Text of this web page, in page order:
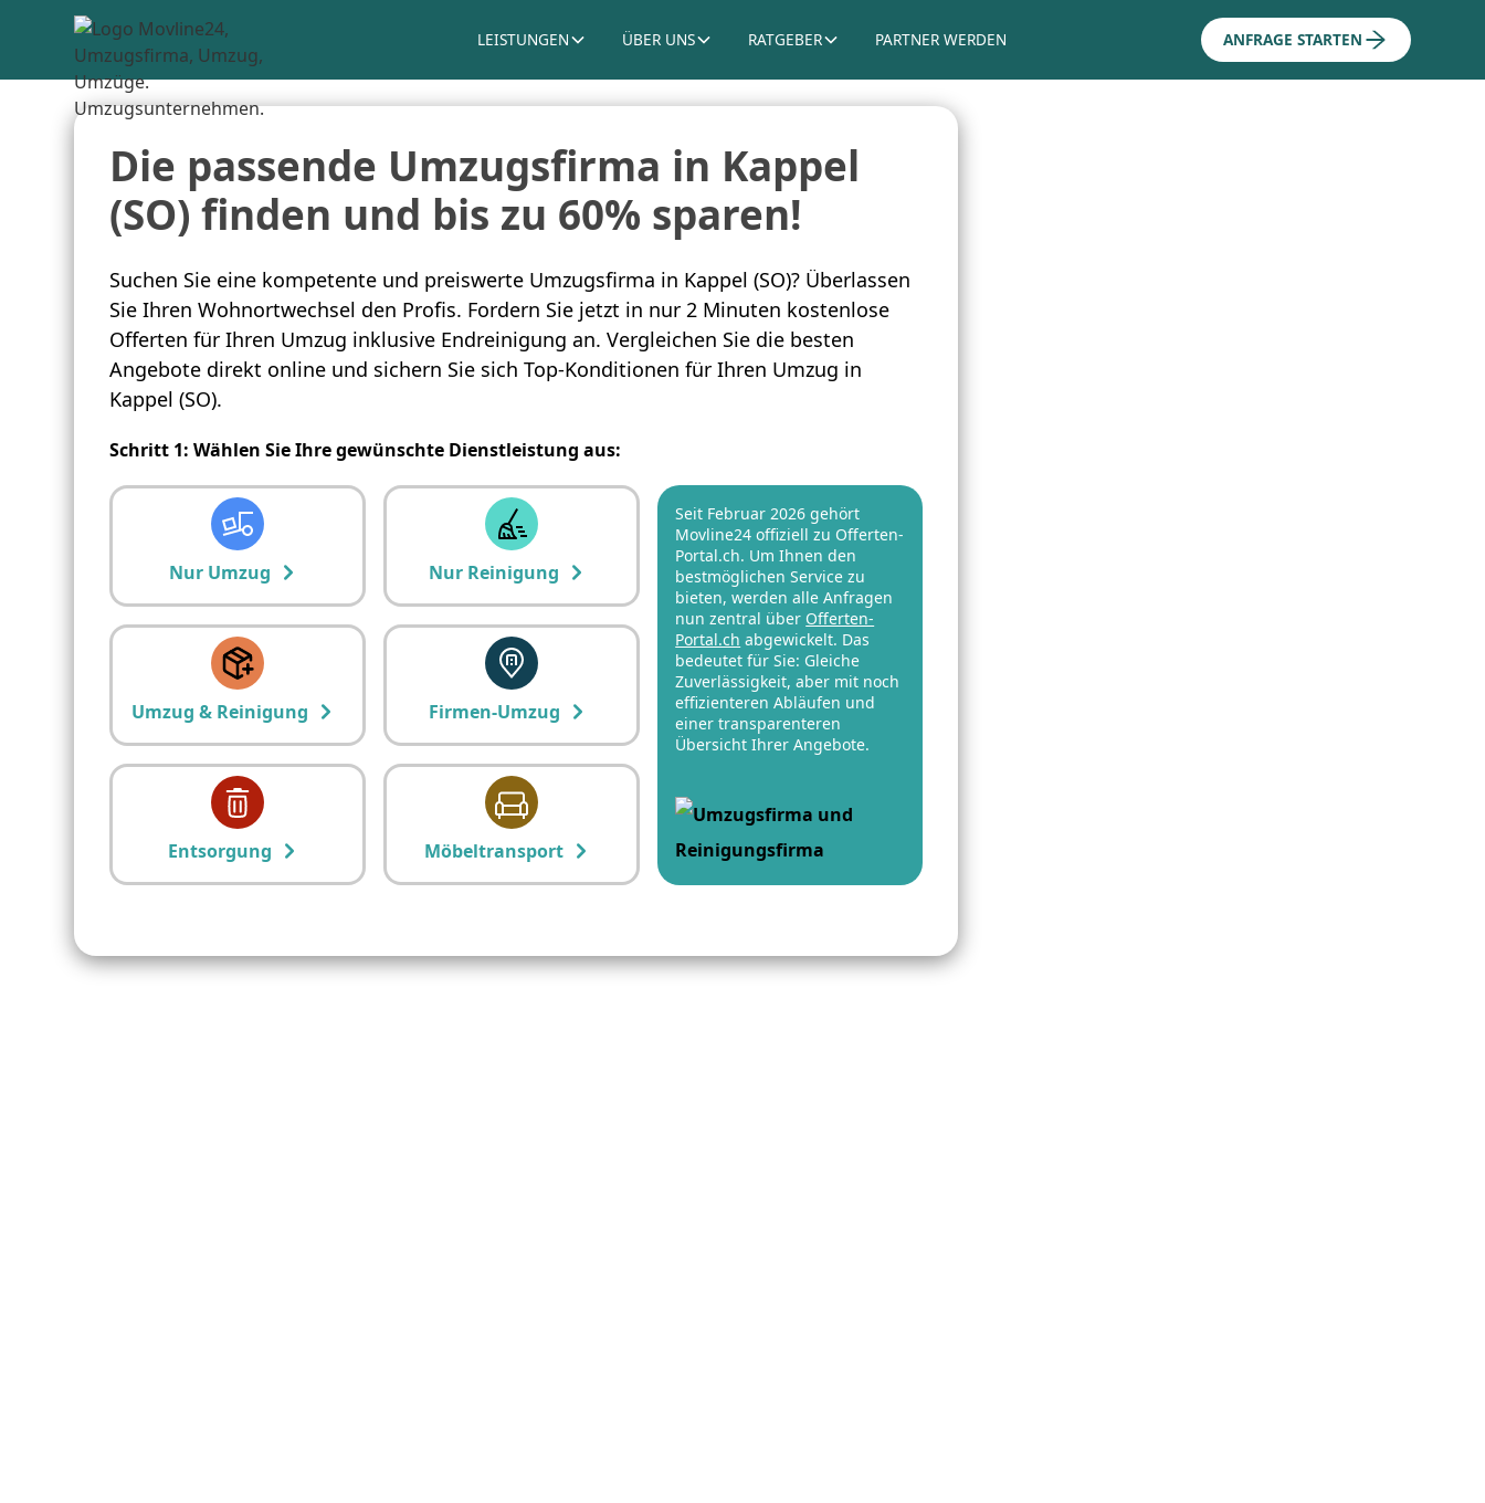
LEISTUNGEN ÜBER UNS RATGEBER PARTNER WERDEN ANFRAGE STARTEN
Die passende Umzugsfirma in Kappel
(SO) finden und bis zu 60% sparen!
Suchen Sie eine kompetente und preiswerte Umzugsfirma in Kappel (SO)? Überlassen
Sie Ihren Wohnortwechsel den Profis. Fordern Sie jetzt in nur 2 Minuten kostenlose
Offerten für Ihren Umzug inklusive Endreinigung an. Vergleichen Sie die besten
Angebote direkt online und sichern Sie sich Top-Konditionen für Ihren Umzug in
Kappel (SO).
Schritt 1: Wählen Sie Ihre gewünschte Dienstleistung aus:
Nur Umzug Nur Reinigung
Umzug & Reinigung Firmen-Umzug
Entsorgung Möbeltransport
Seit Februar 2026 gehört
Movline24 offiziell zu Offerten-
Portal.ch. Um Ihnen den
bestmöglichen Service zu
bieten, werden alle Anfragen
nun zentral über Offerten-
Portal.ch abgewickelt. Das
bedeutet für Sie: Gleiche
Zuverlässigkeit, aber mit noch
effizienteren Abläufen und
einer transparenteren
Übersicht Ihrer Angebote.